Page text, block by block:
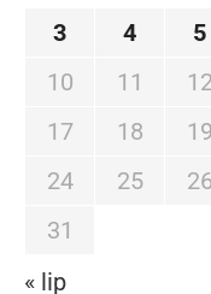
3
4 5
10
11
17
18 19
24
25 26
31
« lip